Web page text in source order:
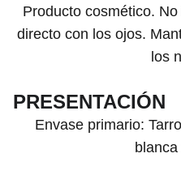
Producto cosmético.
directo con los ojos.
los
PRESENTACIÓN
Envase primario: